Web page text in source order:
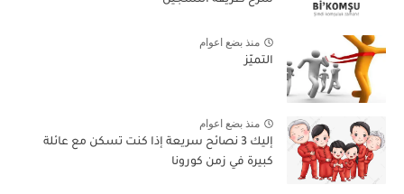
منذ بضع اعوام
التميّز
منذ بضع اعوام
إليك 3 نصائح سريعة إذا كنت تسكن مع عائلة
كبيرة في زمن كورونا